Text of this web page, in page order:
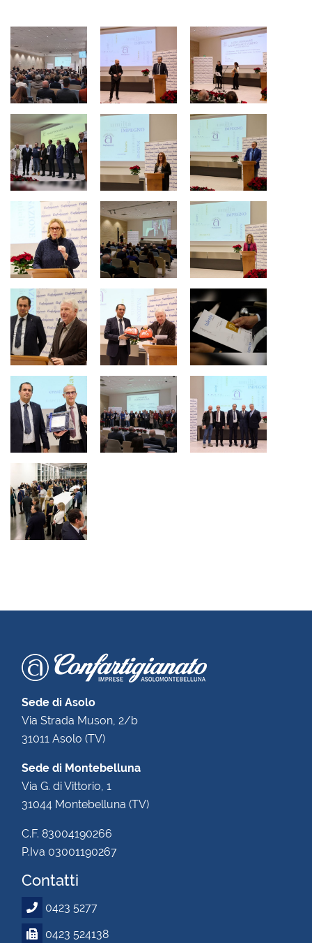
Sede di Asolo
Via Strada Muson, 2/b
31011 Asolo (TV)
Sede di Montebelluna
Via G. di Vittorio, 1
31044 Montebelluna (TV)
C.F. 83004190266
P.Iva 03001190267
Contatti
0423 5277
0423 524138